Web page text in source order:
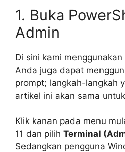
1. Buka
Admin
Di sini kami
Anda juga dapat
prompt; langkah-langkah
artikel ini akan sama
Klik kanan pada menu
11 dan pilih Terminal
Sedangkan pengguna